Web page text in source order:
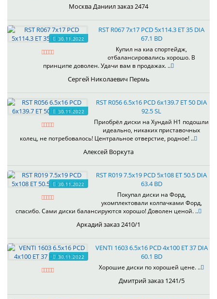
Москва Даниил заказ 2474
30.11.2022
RST R067 7x17 PCD 5x114.3 ET 35 DIA
67.1 BD
Купил на киа спортейдж,
отбалансировались хорошо. В
принципе доволен. Удачи вам в продажах. ..
Сергей Николаевич Пермь
30.11.2022
RST R056 6.5x16 PCD 6x139.7 ET 50 DIA
92.5 SL
Приобрёл диски на Хундай H1 подошли
идеально, никаких приставочных
колец, не потребовалось! Центральное отверстие, родное! ..
Алексей Воркута
30.11.2022
RST R019 7.5x19 PCD 5x108 ET 50.5 DIA
63.4 BD
Покупал диски на Форд,
укомплектовали колпачками Форд,
спасибо. Сами диски балансируются хорошо! Доволен ценой. ..
Аркадий заказ 2410/1
30.11.2022
VENTI 1603 6.5x16 PCD 4x100 ET 37 DIA
60.1 BD
Хорошие диски по хорошей цене. ..
Дмитрий заказ 1241/5